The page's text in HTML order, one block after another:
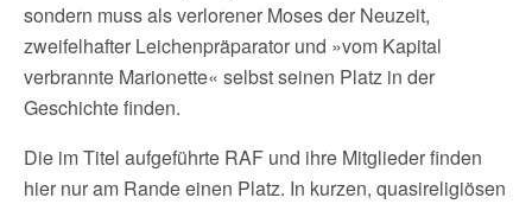
sondern muss als verlorener Moses der Neuzeit,
zweifelhafter Leichenpräparator und »vom Kapital
verbrannte Marionette« selbst seinen Platz in der
Geschichte finden.
Die im Titel aufgeführte RAF und ihre Mitglieder finden
hier nur am Rande einen Platz. In kurzen, quasireligiösen